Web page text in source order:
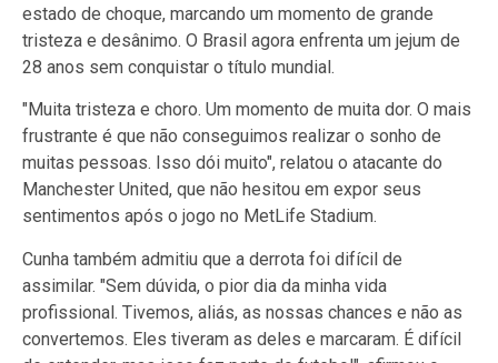
estado de choque, marcando um momento de grande
tristeza e desânimo. O Brasil agora enfrenta um jejum de
28 anos sem conquistar o título mundial.
"Muita tristeza e choro. Um momento de muita dor. O mais
frustrante é que não conseguimos realizar o sonho de
muitas pessoas. Isso dói muito", relatou o atacante do
Manchester United, que não hesitou em expor seus
sentimentos após o jogo no MetLife Stadium.
Cunha também admitiu que a derrota foi difícil de
assimilar. "Sem dúvida, o pior dia da minha vida
profissional. Tivemos, aliás, as nossas chances e não as
convertemos. Eles tiveram as deles e marcaram. É difícil